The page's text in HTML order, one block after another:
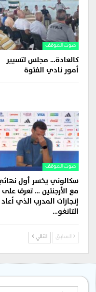
صوت الموقف
كالعادة… مجلس لتسيير
أمور نادي الفتوة
صوت الموقف
سكالوني يخسر أول نهائي
مع الأرجنتين … تعرف على
إنجازات المدرب الذي أعاد
التانغو…
السابق التالي